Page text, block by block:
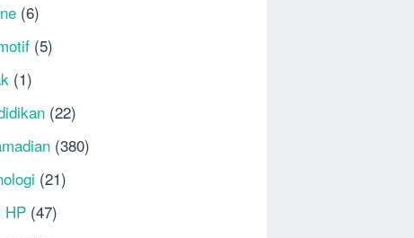
(6)
(5)
(1)
(22)
(380)
(21)
HP (47)